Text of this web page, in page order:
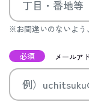
※お間違いのないよう
必須 メールア